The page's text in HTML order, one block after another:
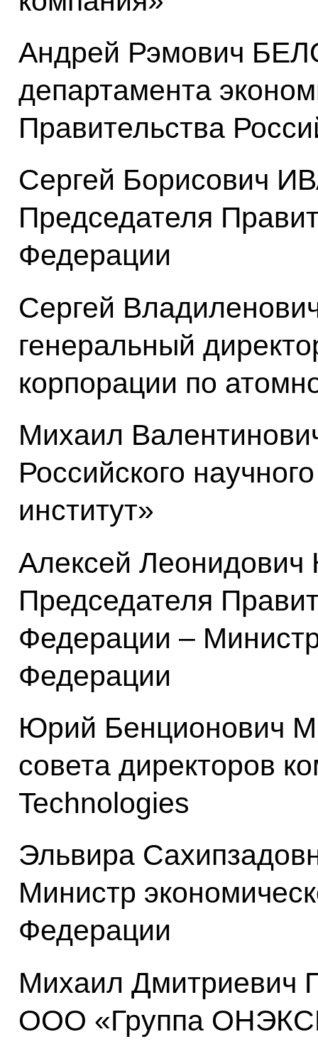
Андрей Рэмович
департамента
Правительства
Сергей Борисович
Председателя
Федерации
Сергей
генеральный
корпорации по
Михаил
Российского
институт»
Алексей
Председателя
Федерации –
Федерации
Юрий Бенционович
совета директоров
Technologies
Эльвира
Министр
Федерации
Михаил Дмитриевич
ООО «Группа